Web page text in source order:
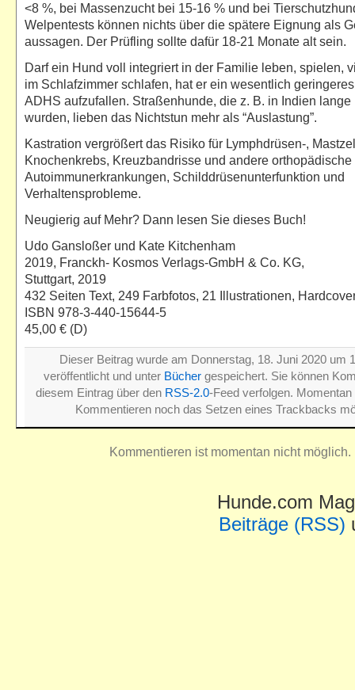
<8 %, bei Massenzucht bei 15-16 % und bei
Welpentests können nichts über die spätere Eignung als
aussagen. Der Prüfling sollte dafür 18-21 Monate alt sein.
Darf ein Hund voll integriert in der Familie leben, spielen,
im Schlafzimmer schlafen, hat er ein wesentlich
ADHS aufzufallen. Straßenhunde, die z. B. in Indien lange
wurden, lieben das Nichtstun mehr als “Auslastung”.
Kastration vergrößert das Risiko für Lymphdrüsen-,
Knochenkrebs, Kreuzbandrisse und andere
Autoimmunerkrankungen, Schilddrüsenunterfunktion und
Verhaltensprobleme.
Neugierig auf Mehr? Dann lesen Sie dieses Buch!
Udo Gansloßer und Kate Kitchenham
2019, Franckh- Kosmos Verlags-GmbH & Co. KG,
Stuttgart, 2019
432 Seiten Text, 249 Farbfotos, 21 Illustrationen,
ISBN 978-3-440-15644-5
45,00 € (D)
Dieser Beitrag wurde am Donnerstag, 18. Juni 2020 um
veröffentlicht und unter Bücher gespeichert. Sie können
diesem Eintrag über den RSS-2.0-Feed verfolgen.
Kommentieren noch das Setzen eines Trackbacks
Kommentieren ist momentan nicht möglich.
Hunde.com
Beiträge (RSS)